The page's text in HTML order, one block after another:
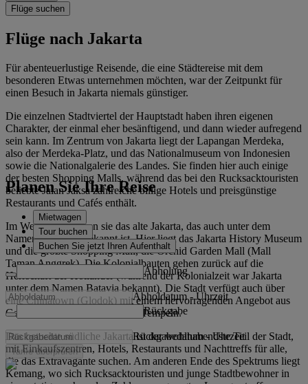
Flüge suchen
Flüge nach Jakarta
Für abenteuerlustige Reisende, die eine Städtereise mit dem
besonderen Etwas unternehmen möchten, war der Zeitpunkt für
einen Besuch in Jakarta niemals günstiger.
Die einzelnen Stadtviertel der Hauptstadt haben ihren eigenen
Charakter, der einmal eher besänftigend, und dann wieder aufregend
sein kann. Im Zentrum von Jakarta liegt der Lapangan Merdeka,
also der Merdeka-Platz, und das Nationalmuseum von Indonesien
sowie die Nationalgalerie des Landes. Sie finden hier auch einige
der besten Shopping Malls, während das bei den Rucksacktouristen
beliebte Jalan Jaksa zahlreiche billige Hotels und preisgünstige
Restaurants und Cafés enthält.
Im Westen entdecken sie das alte Jakarta, das auch unter dem
Namen Kota Tua bekannt ist. Hier liegt das Jakarta History Museum
und die größte Shopping Mall, die Orchid Garden Mall (Mall
Taman Anggrek). Die Kolonialbauten gehen zurück auf die
Herrschaft der Holländer (während der Kolonialzeit war Jakarta
unter dem Namen Batavia bekannt). Die Stadt verfügt auch über
eine Chinatown (Glodok) mit einem hervorragenden Angebot aus
Garküchen und faszinierenden Tempeln.
Das betuchte südliche Jakarta ist der wohlhabendste Teil der Stadt,
mit Einkaufszentren, Hotels, Restaurants und Nachttreffs für alle,
die das Extravagante suchen. Am anderen Ende des Spektrums liegt
Kemang, wo sich Rucksacktouristen und junge Stadtbewohner in
Planen Sie Ihre Reise
Mietwagen
Tour buchen
Buchen Sie jetzt Ihren Aufenthalt
Abholung
Abholdatum - Uhrzeit
Rückgabe
Rückgabedatum - Uhrzeit
Tarife überprüfen